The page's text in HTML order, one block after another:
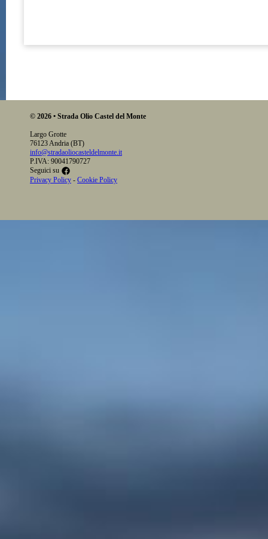
© 2026 • Strada Olio Castel del Monte
Largo Grotte
76123 Andria (BT)
info@stradaoliocasteldelmonte.it
P.IVA: 90041790727
Seguici su
Privacy Policy - Cookie Policy